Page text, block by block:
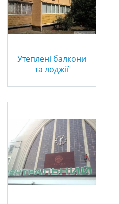
Утеплені балкони
та лоджії